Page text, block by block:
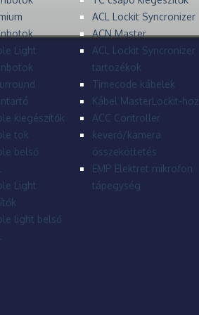
Light
kiegészítők
tok
belső
Light
light belső
ACL Lockit Syncronizer
ACN Master
ACL Lockit Syncronizer
tartozékok
Timecode kábelek
Kábel MasterLockit-hoz
ACC Controller
keverő/kamera
összeköttetés
EMP Elektret mikrofon
tápegység